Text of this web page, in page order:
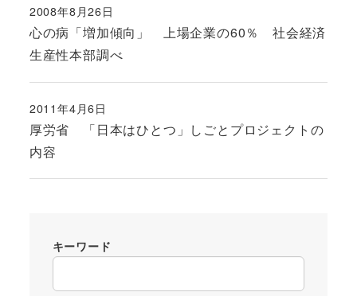
心の病「増加傾向」 上場企業の60％ 社会経済
生産性本部調べ
投稿日
2008年8月26日
厚労省 「日本はひとつ」しごとプロジェクトの
内容
投稿日
2011年4月6日
キーワード